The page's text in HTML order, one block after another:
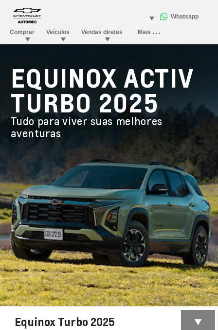
EQUINOX ACTIV
TURBO 2025
Tudo para viver suas melhores
aventuras
Equinox Turbo 2025